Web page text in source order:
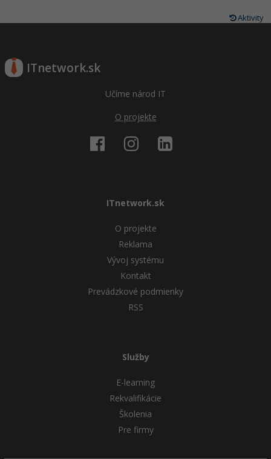
Aktivity
ITnetwork.sk
Učíme národ IT
O projekte
ITnetwork.sk
O projekte
Reklama
Vývoj systému
Kontakt
Prevádzkové podmienky
RSS
Služby
E-learning
Rekvalifikácie
Školenia
Pre firmy